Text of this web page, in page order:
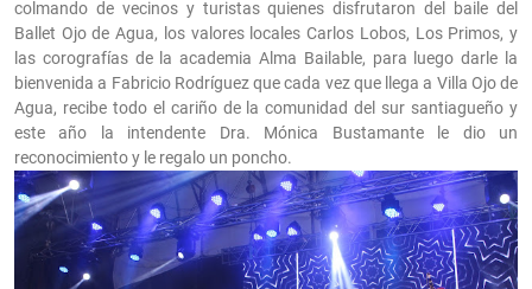
colmando de vecinos y turistas quienes disfrutaron del baile del
Ballet Ojo de Agua, los valores locales Carlos Lobos, Los Primos, y
las corografías de la academia Alma Bailable, para luego darle la
bienvenida a Fabricio Rodríguez que cada vez que llega a Villa Ojo de
Agua, recibe todo el cariño de la comunidad del sur santiagueño y
este año la intendente Dra. Mónica Bustamante le dio un
reconocimiento y le regalo un poncho.